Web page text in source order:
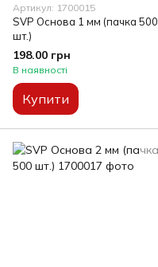
Артикул: 1700015
SVP Основа 1 мм (пачка 500
шт.)
198.00 грн
В наявності
Купити